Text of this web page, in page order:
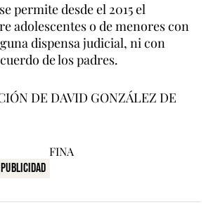
permite desde el 2015 el
adolescentes o de menores con
dispensa judicial, ni con
de los padres.
DE DAVID GONZÁLEZ DE
Publicidad